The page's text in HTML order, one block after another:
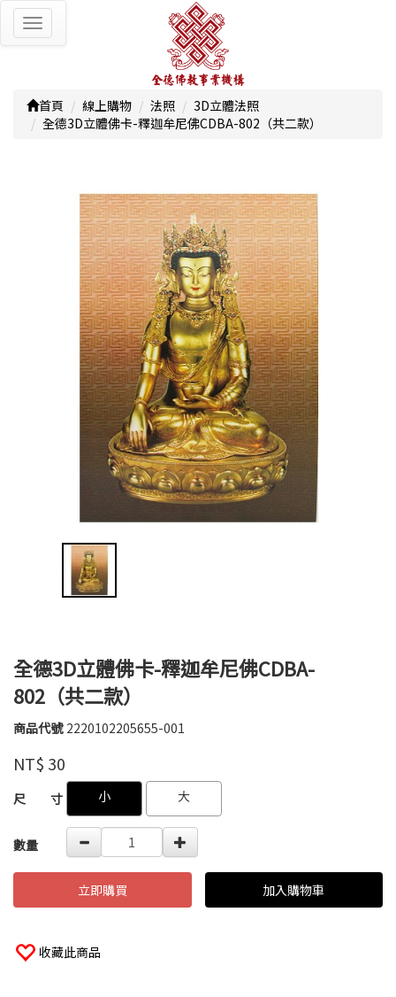
Toggle
navigation
首頁 線上購物 法照
3D立體法照
全德3D立體佛卡-釋迦牟尼佛CDBA-802（共二款）
全德3D立體佛卡-釋迦牟尼佛CDBA-
802（共二款）
商品代號 2220102205655-001
2220102205655-
品牌
NT$ 30
GOODS000000000000000854742 GOODS000000000000000854735
尺 寸 小 大
數量
立即購買 加入購物車
收藏此商品